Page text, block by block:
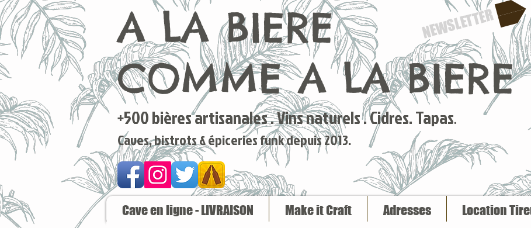
+500 bières artisanales . Vins naturels . Cidres. Tapas.
Caves, bistrots & épiceries funk depuis 2013.
A LA BIERE
COMME A LA BIERE
NEWSLETTER
Cave en ligne - LIVRAISON Make it Craft Adresses Location